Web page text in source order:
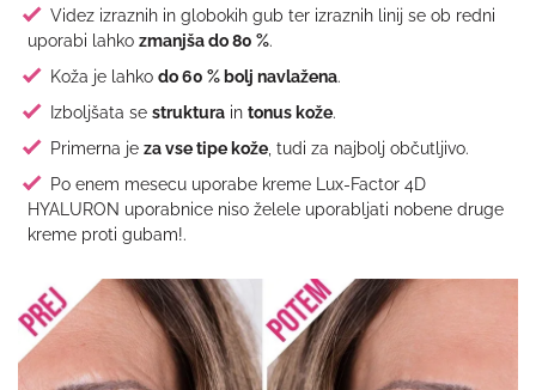
Videz izraznih in globokih gub ter izraznih linij se ob redni
uporabi lahko zmanjša do 80 %.
Koža je lahko do 60 % bolj navlažena.
Izboljšata se strukturain tonus kože.
Primerna je za vse tipe kože, tudi za najbolj občutljivo.
Po enem mesecu uporabe kreme Lux-Factor 4D
HYALURON uporabnice niso želele uporabljati nobene druge
kreme proti gubam!.